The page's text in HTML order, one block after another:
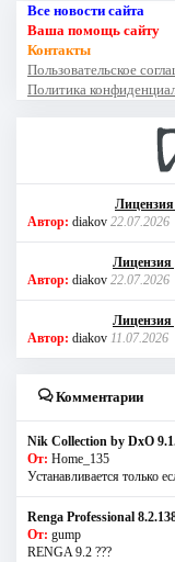
Все новости сайта
Ваша помощь сайту
Контакты
Пользовательское
Политика
Автор: diakov 22.07.2026
Лицензия
Автор: diakov 22.07.2026
Лицензия
Автор: diakov 11.07.2026
Комментарии
Nik Collection by DxO
От: Home_135
Устанавливается только
Renga Professional
От: gump
RENGA 9.2 ???